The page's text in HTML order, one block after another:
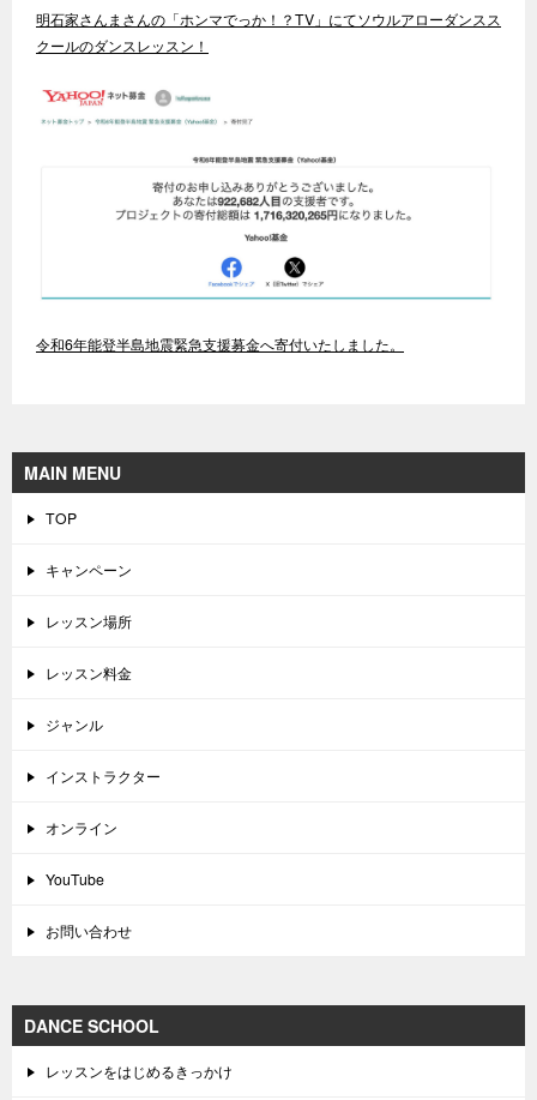
明石家さんまさんの「ホンマでっか！？TV」にてソウルアローダンスス
クールのダンスレッスン！
令和6年能登半島地震緊急支援募金へ寄付いたしました。
MAIN MENU
TOP
キャンペーン
レッスン場所
レッスン料金
ジャンル
インストラクター
オンライン
YouTube
お問い合わせ
DANCE SCHOOL
レッスンをはじめるきっかけ